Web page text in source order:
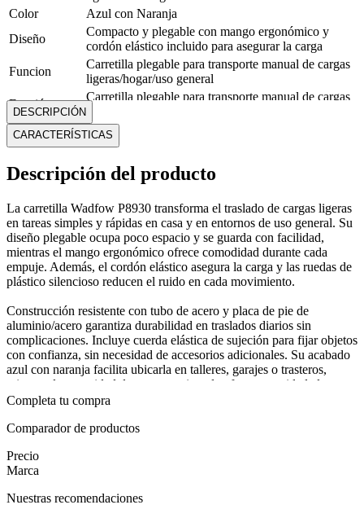
Color
Azul con Naranja
Diseño
Compacto y plegable con mango ergonómico y
cordón elástico incluido para asegurar la carga
Funcion
Carretilla plegable para transporte manual de cargas
ligeras/hogar/uso general
Función
Carretilla plegable para transporte manual de cargas
Garantía
6 meses
Marca
Wadfow
Material
Tubo de acero y placa de pie de aluminio/acero
Medidas
Alto: 111 cm; Ancho: 48.5 cm; Profundo: 52 cm
Modelo
Carretilla Plegable Wadfow
Peso
5.2 Kg
Tipo
Carretilla/trolley plegable de mano para cargas hasta
100 kg
Mostrar más
DESCRIPCIÓN
CARACTERÍSTICAS
Descripción del producto
La carretilla Wadfow P8930 transforma el traslado de cargas ligeras
en tareas simples y rápidas en casa y en entornos de uso general. Su
diseño plegable ocupa poco espacio y se guarda con facilidad,
mientras el mango ergonómico ofrece comodidad durante cada
empuje. Además, el cordón elástico asegura la carga y las ruedas de
plástico silencioso reducen el ruido en cada movimiento.
Construcción resistente con tubo de acero y placa de pie de
aluminio/acero garantiza durabilidad en traslados diarios sin
complicaciones. Incluye cuerda elástica de sujeción para fijar objetos
con confianza, sin necesidad de accesorios adicionales. Su acabado
azul con naranja facilita ubicarla en talleres, garajes o trasteros,
mientras la capacidad de carga gestionada ofrece seguridad al mover
cajas, herramientas o compras voluminosas. Garantía de 6 meses
carretilla facilita el traslado manual sin esfuerzos excesivos. Se
despliega con rapidez, se guarda sin ocupar espacio y acompaña con
Wadfow P8930, se obtiene movilidad confiable, rendimiento
Completa tu compra
Comparador de productos
Precio
Marca
Nuestras recomendaciones